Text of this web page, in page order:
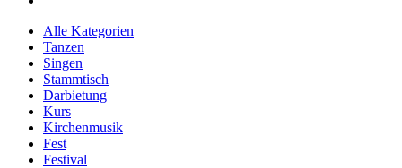
Alle Kategorien
Tanzen
Singen
Stammtisch
Darbietung
Kurs
Kirchenmusik
Fest
Festival